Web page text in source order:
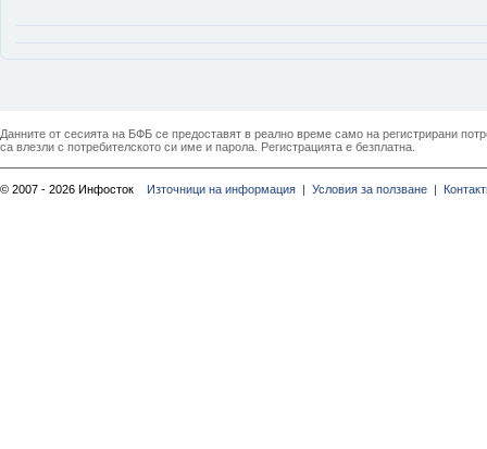
Данните от сесията на БФБ се предоставят в реално време само на регистрирани
са влезли с потребителското си име и парола. Регистрацията е безплатна.
© 2007 - 2026 Инфосток Източници на информация | Условия за ползване |